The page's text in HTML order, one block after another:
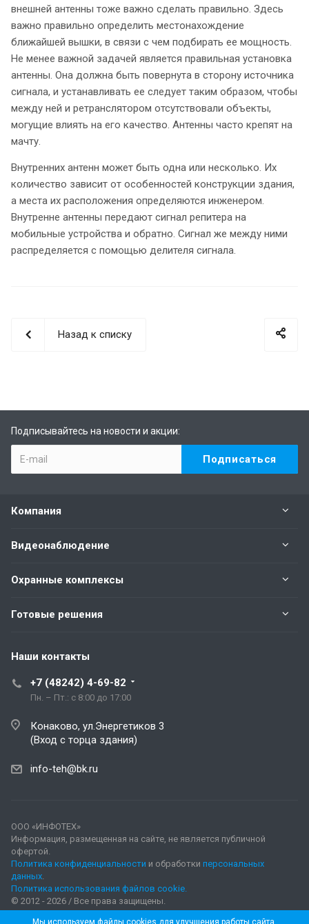
внешней антенны тоже важно сделать правильно. Здесь
важно правильно определить местонахождение
ближайшей вышки, в связи с чем подбирать ее мощность.
Не менее важной задачей является правильная установка
антенны. Она должна быть повернута в сторону источника
сигнала, и устанавливать ее следует таким образом, чтобы
между ней и ретранслятором отсутствовали объекты,
могущие влиять на его качество. Антенны часто крепят на
мачту.
Внутренних антенн может быть одна или несколько. Их
количество зависит от особенностей конструкции здания,
а места их расположения определяются инженером.
Внутренне антенны передают сигнал репитера на
мобильные устройства и обратно. Сигнал же между ними
распределяется с помощью делителя сигнала.
Назад к списку
Подписывайтесь на новости и акции:
Компания
Видеонаблюдение
Охранные комплексы
Готовые решения
Наши контакты
+7 (48242) 4-69-82
Пн. – Пт.: с 8:00 до 17:00
Конаково, ул.Энергетиков 3
(Вход с торца здания)
info-teh@bk.ru
ООО «ИНФОТЕХ»
Информация, размещенная на сайте, не является публичной
офертой.
Политика конфиденциальности и обработки персональных
данных.
Политика использования файлов cookie.
© 2012 - 2026 / Все права защищены.
Мы используем файлы cookies для улучшения работы сайта.